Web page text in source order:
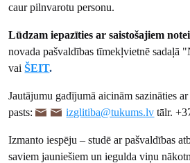
caur pilnvarotu personu.
Lūdzam iepazīties ar saistošajiem
novada pašvaldības tīmekļvietnē sadaļā
vai ŠEIT.
Jautājumu gadījumā aicinām sazināties
pasts:
izglitiba@tukums.lv tālr.
Izmanto iespēju – studē ar pašvaldības
saviem jauniešiem un iegulda viņu